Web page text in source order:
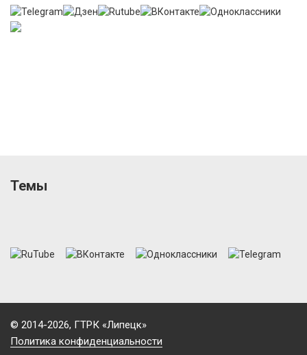
Темы
© 2014-2026, ГТРК «Липецк»
Политика конфиденциальности